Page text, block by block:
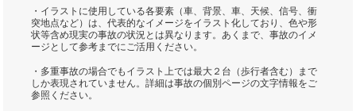
・イラストに使用している各要素（車、背景、車、天候、信号、衝
突地点など）は、代表的なイメージをイラスト化しており、色や形
状等含め現実の事故の状況とは異なります。あくまで、事故のイメ
ージとして参考までにご活用ください。
・多重事故の場合でもイラスト上では最大２台（歩行者含む）まで
しか表現されていません。詳細は事故の個別ページの文字情報をご
参照ください。